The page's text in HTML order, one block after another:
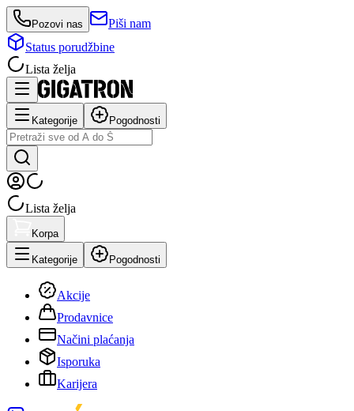
Pozovi nas
Piši nam
Status porudžbine
Lista želja
Kategorije Pogodnosti
Lista želja
Korpa
Kategorije Pogodnosti
Akcije
Prodavnice
Načini plaćanja
Isporuka
Karijera